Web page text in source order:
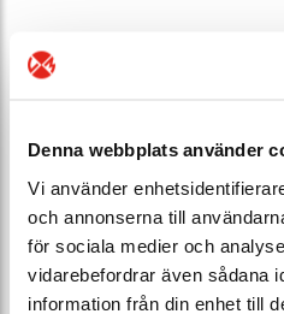
Denna webbplats använder
Vi använder
och annonserna till
för sociala medier och
vidarebefordrar även sådana
information från din enhet till